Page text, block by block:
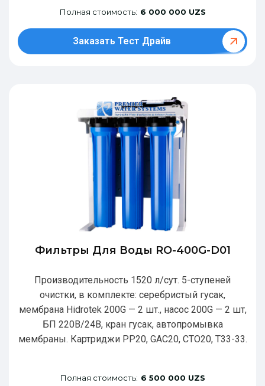
Полная стоимость: 6 000 000 UZS
Заказать Тест Драйв
Фильтры Для Воды RO-400G-D01
Производительность 1520 л/сут. 5-ступеней
очистки, в комплекте: серебристый гусак,
мембрана Hidrotek 200G — 2 шт., насос 200G — 2 шт,
БП 220В/24В, кран гусак, автопромывка
мембраны. Картриджи РР20, GAC20, CTO20, T33-33.
Полная стоимость: 6 500 000 UZS